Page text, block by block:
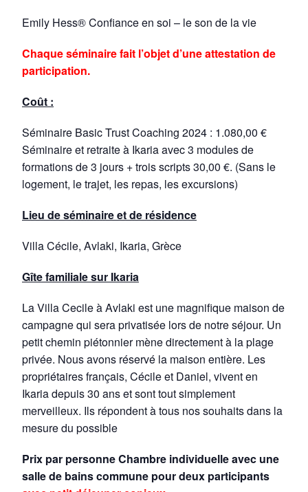
Emily Hess® Confiance en soi – le son de la vie
Chaque séminaire fait l’objet d’une attestation de
participation.
Coût :
Séminaire Basic Trust Coaching 2024 : 1.080,00 €
Séminaire et retraite à Ikaria avec 3 modules de
formations de 3 jours + trois scripts 30,00 €. (Sans le
logement, le trajet, les repas, les excursions)
Lieu de séminaire et de résidence
Villa Cécile, Avlaki, Ikaria, Grèce
Gîte familiale sur Ikaria
La Villa Cecile à Avlaki est une magnifique maison de
campagne qui sera privatisée lors de notre séjour. Un
petit chemin piétonnier mène directement à la plage
privée. Nous avons réservé la maison entière. Les
propriétaires français, Cécile et Daniel, vivent en
Ikaria depuis 30 ans et sont tout simplement
merveilleux. Ils répondent à tous nos souhaits dans la
mesure du possible
Prix par personne Chambre individuelle avec une
salle de bains commune pour deux participants